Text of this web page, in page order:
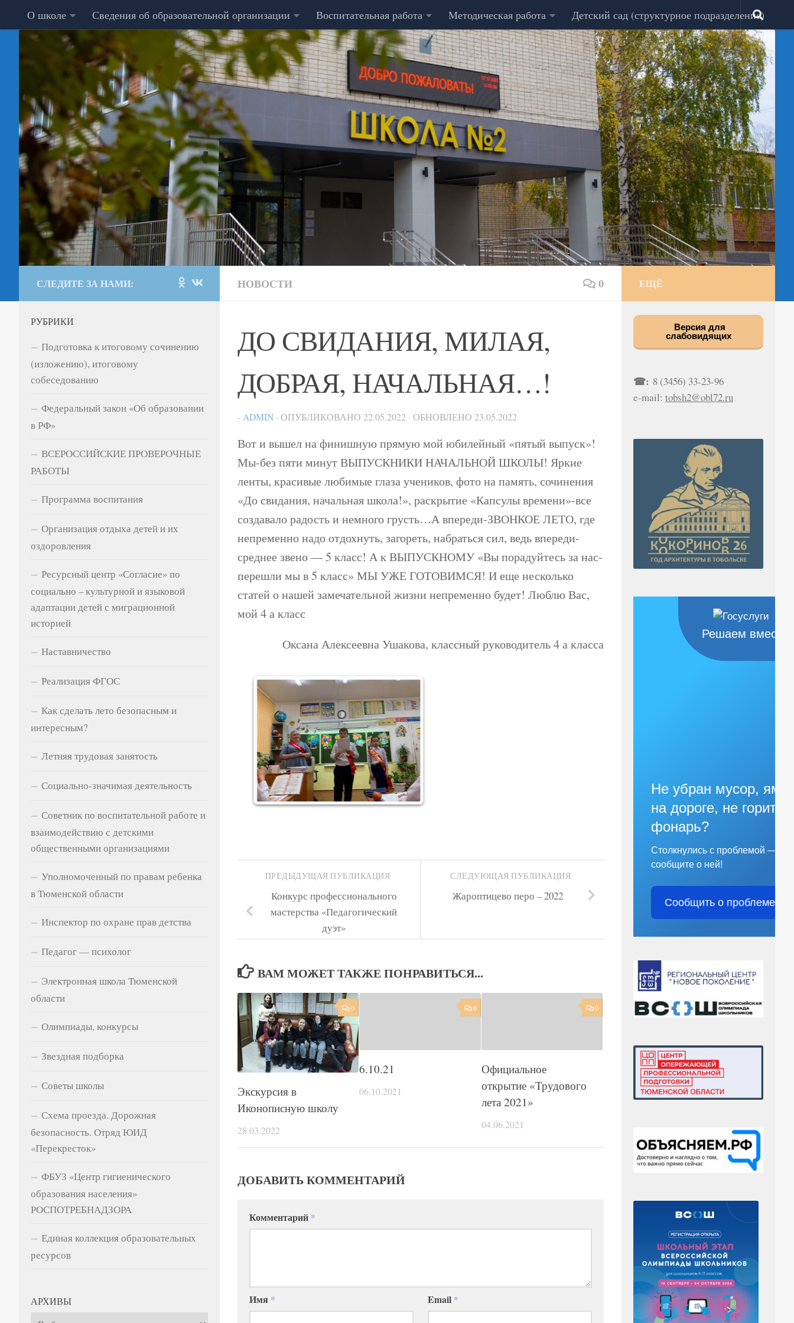
Перейти к содержимому
О школе Сведения об образовательной организации Воспитательная работа Методическая работа Детский сад (структурное подразделение)
НОВОСТИ 0
ДО СВИДАНИЯ, МИЛАЯ,
ДОБРАЯ, НАЧАЛЬНАЯ…!
- ADMIN · ОПУБЛИКОВАНО 22.05.2022 · ОБНОВЛЕНО 23.05.2022
Вот и вышел на финишную прямую мой юбилейный «пятый выпуск»!
Мы-без пяти минут ВЫПУСКНИКИ НАЧАЛЬНОЙ ШКОЛЫ! Яркие
ленты, красивые любимые глаза учеников, фото на память, сочинения
«До свидания, начальная школа!», раскрытие «Капсулы времени»-все
создавало радость и немного грусть…А впереди-ЗВОНКОЕ ЛЕТО, где
непременно надо отдохнуть, загореть, набраться сил, ведь впереди-
среднее звено — 5 класс! А к ВЫПУСКНОМУ «Вы порадуйтесь за нас-
перешли мы в 5 класс» МЫ УЖЕ ГОТОВИМСЯ! И еще несколько
статей о нашей замечательной жизни непременно будет! Люблю Вас,
мой 4 а класс
Оксана Алексеевна Ушакова, классный руководитель 4 а класса
СЛЕДУЮЩАЯ ПУБЛИКАЦИЯ
Жароптицево перо – 2022
ПРЕДЫДУЩАЯ ПУБЛИКАЦИЯ
Конкурс профессионального
мастерства «Педагогический
дуэт»
ВАМ МОЖЕТ ТАКЖЕ ПОНРАВИТЬСЯ...
0
Экскурсия в
Иконописную школу
28.03.2022
0
6.10.21
06.10.2021
0
Официальное
открытие «Трудового
лета 2021»
04.06.2021
ДОБАВИТЬ КОММЕНТАРИЙ
Комментарий *
Имя * Email *
СЛЕДИТЕ ЗА НАМИ:
РУБРИКИ
Подготовка к итоговому сочинению
(изложению), итоговому
собеседованию
Федеральный закон «Об образовании
в РФ»
ВСЕРОССИЙСКИЕ ПРОВЕРОЧНЫЕ
РАБОТЫ
Программа воспитания
Организация отдыха детей и их
оздоровления
Ресурсный центр «Согласие» по
социально – культурной и языковой
адаптации детей с миграционной
историей
Наставничество
Реализация ФГОС
Как сделать лето безопасным и
интересным?
Летняя трудовая занятость
Социально-значимая деятельность
Советник по воспитательной работе и
взаимодействию с детскими
общественными организациями
Уполномоченный по правам ребенка
в Тюменской области
Инспектор по охране прав детства
Педагог — психолог
Электронная школа Тюменской
области
Олимпиады, конкурсы
Звездная подборка
Советы школы
Схема проезда. Дорожная
безопасность. Отряд ЮИД
«Перекресток»
ФБУЗ «Центр гигиенического
образования населения»
РОСПОТРЕБНАДЗОРА
Единая коллекция образовательных
ресурсов
АРХИВЫ
Архивы
ЕЩЁ
Версия для
слабовидящих
☎: 8 (3456) 33-23-96
e-mail: tobsh2@obl72.ru
Решаем вместе
Не убран мусор, яма
на дороге, не горит
фонарь?
Столкнулись с проблемой —
сообщите о ней!
Сообщить о проблеме